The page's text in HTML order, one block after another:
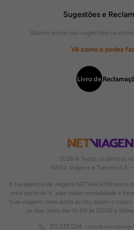
2026 © Todos os direitos
RASO, Viagens e Turismo S.A.
A tua agência de viagens NETVIAGENS tem a
mais perto de ti, para maior comodidade e
tuas viagens, tens ainda ao teu dispor o
os dias úteis das 10:00 às 20:00 e
211 572 034 Custo de uma chamada
Sugestões e
Queres enviar-nos sugestões ou
Vê como o podes